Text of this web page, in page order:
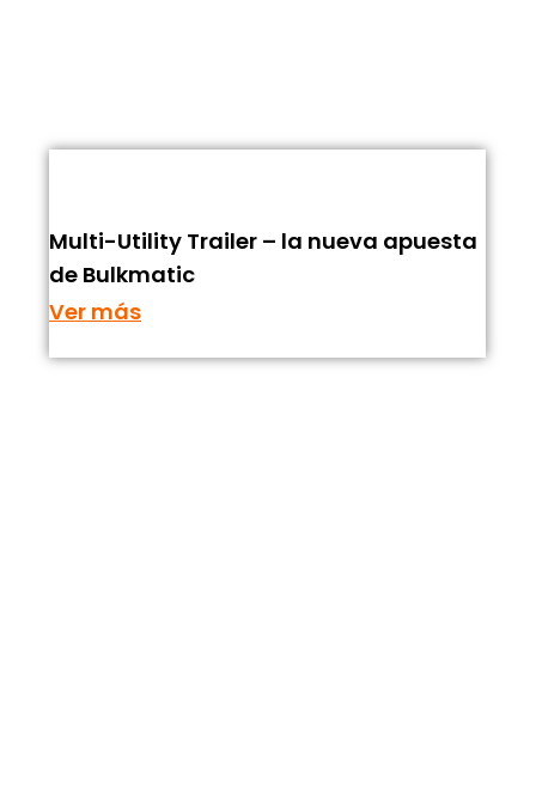
Multi-Utility Trailer – la nueva apuesta
de Bulkmatic
Ver más